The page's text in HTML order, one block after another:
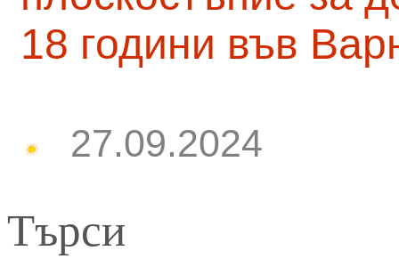
18 години във
27.09.2024
Търси